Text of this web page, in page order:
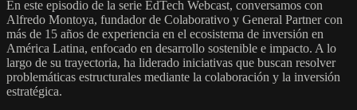
En este episodio de la serie EdTech Webcast, conversamos con
Alfredo Montoya, fundador de Colaborativo y General Partner con
más de 15 años de experiencia en el ecosistema de inversión en
América Latina, enfocado en desarrollo sostenible e impacto. A lo
largo de su trayectoria, ha liderado iniciativas que buscan resolver
problemáticas estructurales mediante la colaboración y la inversión
estratégica.